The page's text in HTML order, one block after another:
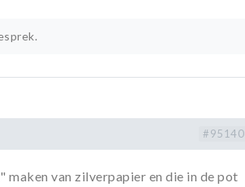
#95140
maken van zilverpapier en die in de pot